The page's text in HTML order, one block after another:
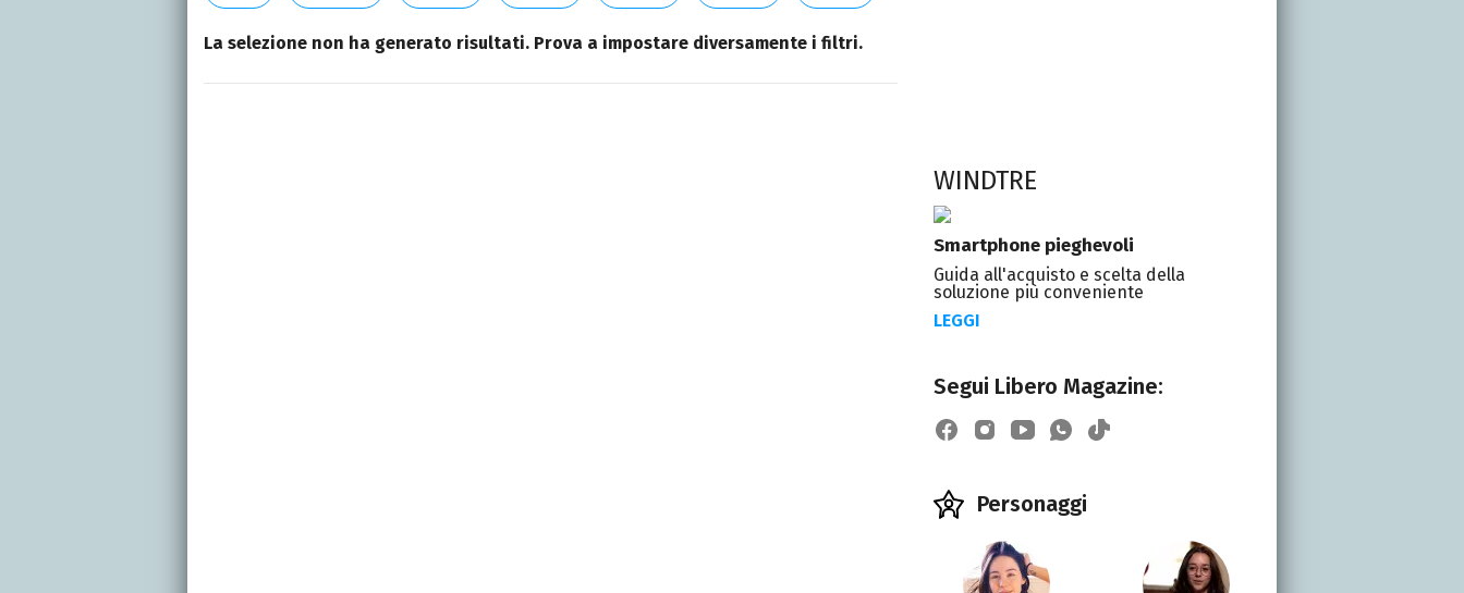
La selezione non ha generato risultati. Prova a impostare diversamente i filtri.
WINDTRE
Smartphone pieghevoli
Guida all'acquisto e scelta della
soluzione più conveniente
LEGGI
Segui Libero Magazine:
Personaggi